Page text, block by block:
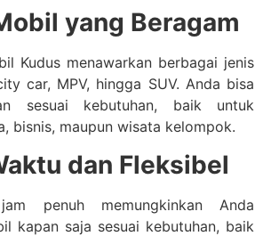
yang Beragam
Kudus menawarkan berbagai jenis
car, MPV, hingga SUV. Anda bisa
sesuai kebutuhan, baik untuk
bisnis, maupun wisata kelompok.
dan Fleksibel
penuh memungkinkan Anda
kapan saja sesuai kebutuhan, baik